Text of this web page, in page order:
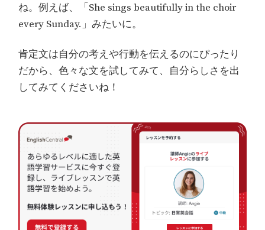
ね。例えば、「She sings beautifully in the choir
every Sunday.」みたいに。
肯定文は自分の考えや行動を伝えるのにぴったり
だから、色々な文を試してみて、自分らしさを出
してみてくださいね！